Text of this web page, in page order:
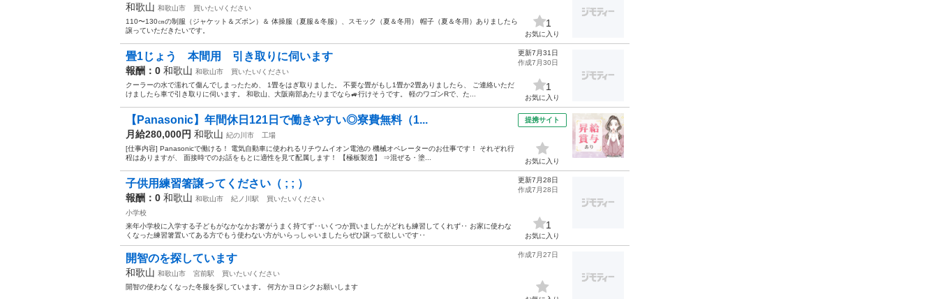
和歌山 和歌山市
買いたい/ください
110〜130㎝の制服（ジャケット＆ズボン）＆ 体操服（夏服＆冬服）、スモック（夏＆冬用） 帽子（夏＆冬用）ありましたら
譲っていただきたいです。
1
お気に入り
畳1じょう 本間用 引き取りに伺います
報酬：0 和歌山 和歌山市
買いたい/ください
クーラーの水で濡れて傷んでしまったため、 1畳をはぎ取りました。 不要な畳がもし1畳か2畳ありましたら、 ご連絡いただ
けましたら車で引き取りに伺います。 和歌山、大阪南部あたりまでなら🚙行けそうです。 軽のワゴンRで、た...
更新7月31日
作成7月30日
1
お気に入り
【Panasonic】年間休日121日で働きやすい◎寮費無料（1...
月給280,000円 和歌山 紀の川市
工場
[仕事内容] Panasonicで働ける！ 電気自動車に使われるリチウムイオン電池の 機械オペレーターのお仕事です！ それぞれ行
程はありますが、 面接時でのお話をもとに適性を見て配属します！ 【極板製造】 ⇒混ぜる・塗...
提携サイト
お気に入り
子供用練習箸譲ってください（ ; ; ）
報酬：0 和歌山 和歌山市 紀ノ川駅
買いたい/ください
小学校
来年小学校に入学する子どもがなかなかお箸がうまく持てず‥いくつか買いましたがどれも練習してくれず‥ お家に使わな
くなった練習箸置いてある方でもう使わない方がいらっしゃいましたらぜひ譲って欲しいです‥
更新7月28日
作成7月28日
1
お気に入り
開智のを探しています
和歌山 和歌山市 宮前駅
買いたい/ください
開智の使わなくなった冬服を探しています。 何方かヨロシクお願いします
作成7月27日